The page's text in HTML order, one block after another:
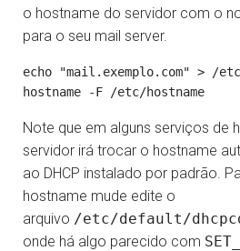
o hostname do servidor com o
para o seu mail server.
echo "mail.exemplo.com" > /
Note que em alguns serviços de
servidor irá trocar o hostname
ao DHCP instalado por padrão.
hostname mude edite o
arquivo /etc/default/
onde há algo parecido com